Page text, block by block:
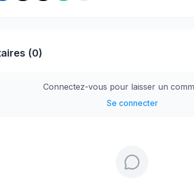
(0)
Connectez-vous pour laisser un
Se connecter